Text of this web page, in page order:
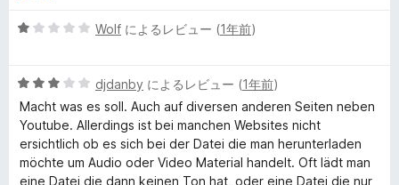
の
5
中
1
の
評
価
Wolf によるレビュー (1年前)
5
段
階
中
3
の
djdanby によるレビュー (1年前)
Macht was es soll. Auch auf diversen anderen Seiten neben
Youtube. Allerdings ist bei manchen Websites nicht
ersichtlich ob es sich bei der Datei die man herunterladen
möchte um Audio oder Video Material handelt. Oft lädt man
eine Datei die dann keinen Ton hat, oder eine Datei die nur